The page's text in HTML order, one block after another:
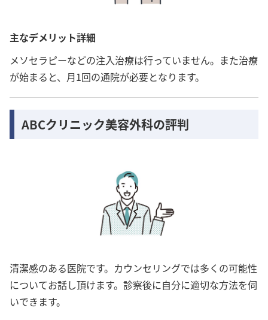
主なデメリット詳細
メソセラピーなどの注入治療は行っていません。また治療
が始まると、月1回の通院が必要となります。
ABCクリニック美容外科の評判
清潔感のある医院です。カウンセリングでは多くの可能性
についてお話し頂けます。診察後に自分に適切な方法を伺
いできます。